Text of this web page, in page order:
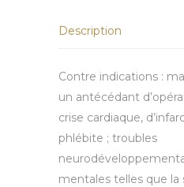
bain
Description
Contre indications :
un antécédant
crise cardiaque,
phlébite ; troubles
mentales telles que la